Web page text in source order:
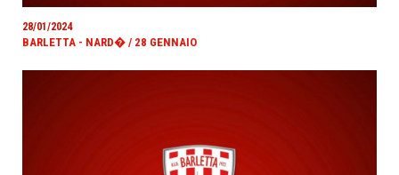
28/01/2024
BARLETTA - NARD� / 28 GENNAIO